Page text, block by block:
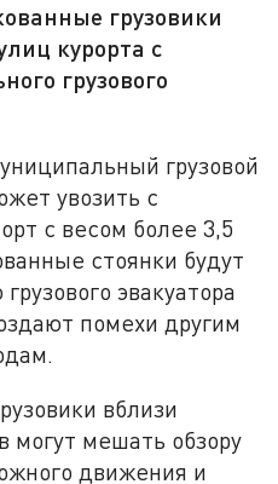
грузовики
курорта с
грузового
грузовой
увозить с
с весом более 3,5
стоянки будут
эвакуатора
помехи другим
вблизи
могут мешать обзору
движения и